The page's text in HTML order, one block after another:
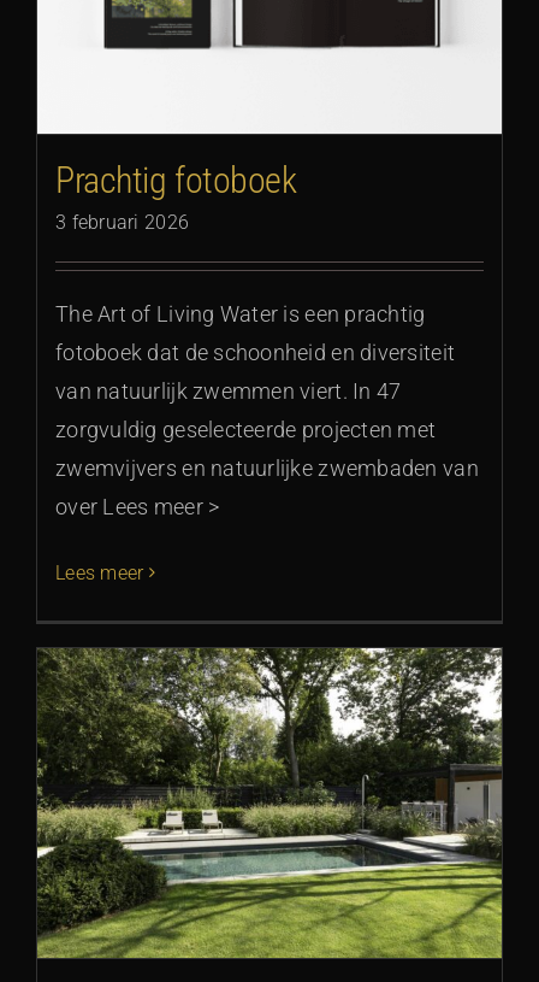
Prachtig fotoboek
3 februari 2026
The Art of Living Water is een prachtig
fotoboek dat de schoonheid en diversiteit
van natuurlijk zwemmen viert. In 47
zorgvuldig geselecteerde projecten met
zwemvijvers en natuurlijke zwembaden van
over Lees meer >
Lees meer